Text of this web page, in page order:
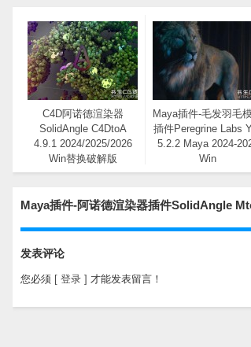
C4D阿诺德渲染器
SolidAngle C4DtoA
4.9.1 2024/2025/2026
Win替换破解版
Maya插件-毛发羽毛
插件Peregrine Labs
5.2.2 Maya 2024-
Win
Maya插件-阿诺德渲染器插件SolidAngle
发表评论
您必须 [ 登录 ] 才能发表留言！